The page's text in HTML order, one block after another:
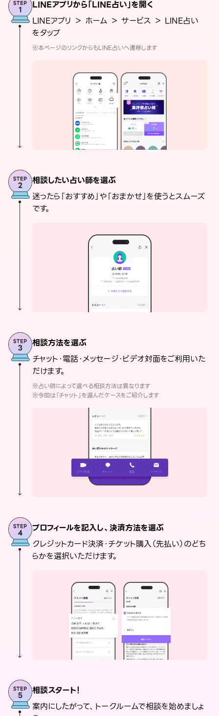
LINEアプリから「LINE占い」を開く
LINEアプリ ＞ ホーム ＞ サービス ＞ LINE占い
をタップ
※本ページのリンクからもLINE占いへ遷移します
相談したい占い師を選ぶ
迷ったら「おすすめ」や「おまかせ」を使うとスムーズ
です。
相談方法を選ぶ
チャット・電話・メッセージ・ビデオ対面をご利用いた
だけます。
※占い師によって選べる相談方法は異なります
※今回は「チャット」を選んだケースをご紹介します
プロフィールを記入し、決済方法を選ぶ
クレジットカード決済・チケット購入（先払い）のどち
らかを選択いただけます。
相談スタート！
案内にしたがって、トークルームで相談を始めましょ